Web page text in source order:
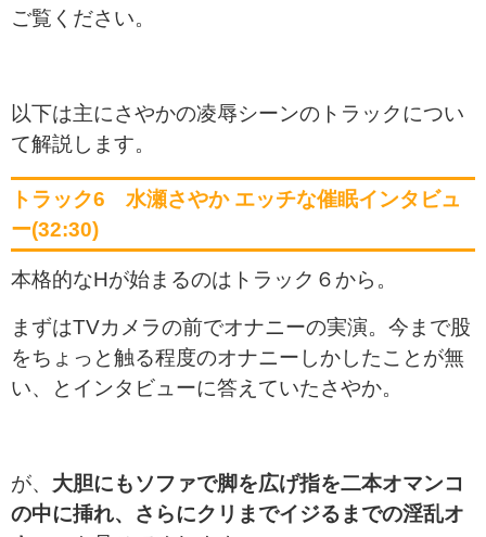
ご覧ください。
以下は主にさやかの凌辱シーンのトラックについ
て解説します。
トラック6 水瀬さやか エッチな催眠インタビュ
ー(32:30)
本格的なHが始まるのはトラック６から。
まずはTVカメラの前でオナニーの実演。今まで股
をちょっと触る程度のオナニーしかしたことが無
い、とインタビューに答えていたさやか。
が、 大胆にもソファで脚を広げ指を二本オマンコ
の中に挿れ、さらにクリまでイジるまでの淫乱オ